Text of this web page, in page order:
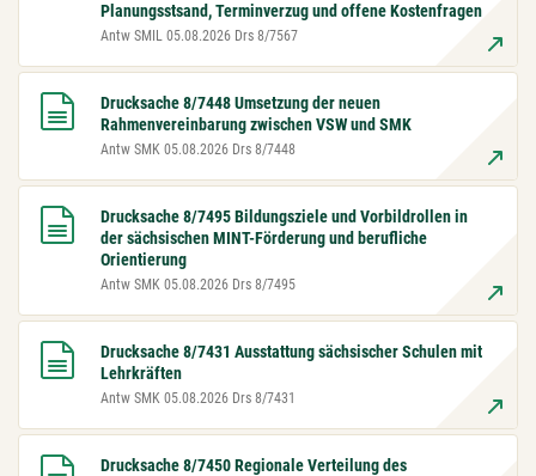
Planungsstsand, Terminverzug und offene Kostenfragen
Antw SMIL 05.08.2026 Drs 8/7567
Drucksache 8/7448 Umsetzung der neuen
Rahmenvereinbarung zwischen VSW und SMK
Antw SMK 05.08.2026 Drs 8/7448
Drucksache 8/7495 Bildungsziele und Vorbildrollen in
der sächsischen MINT-Förderung und berufliche
Orientierung
Antw SMK 05.08.2026 Drs 8/7495
Drucksache 8/7431 Ausstattung sächsischer Schulen mit
Lehrkräften
Antw SMK 05.08.2026 Drs 8/7431
Drucksache 8/7450 Regionale Verteilung des